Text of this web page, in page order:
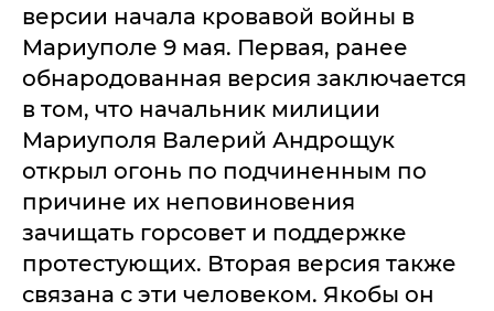
версии начала кровавой войны в
Мариуполе 9 мая. Первая, ранее
обнародованная версия заключается
в том, что начальник милиции
Мариуполя Валерий Андрощук
открыл огонь по подчиненным по
причине их неповиновения
зачищать горсовет и поддержке
протестующих. Вторая версия также
связана с эти человеком. Якобы он